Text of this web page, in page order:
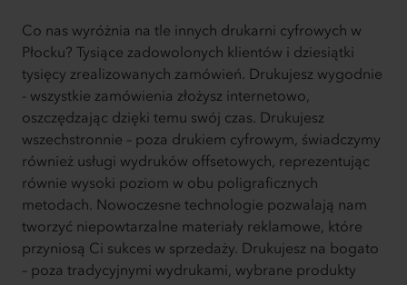
Co nas wyróżnia na tle innych drukarni cyfrowych w
Płocku? Tysiące zadowolonych klientów i dziesiątki
tysięcy zrealizowanych zamówień. Drukujesz wygodnie
- wszystkie zamówienia złożysz internetowo,
oszczędzając dzięki temu swój czas. Drukujesz
wszechstronnie – poza drukiem cyfrowym, świadczymy
również usługi wydruków offsetowych, reprezentując
równie wysoki poziom w obu poligraficznych
metodach. Nowoczesne technologie pozwalają nam
tworzyć niepowtarzalne materiały reklamowe, które
przyniosą Ci sukces w sprzedaży. Drukujesz na bogato
– poza tradycyjnymi wydrukami, wybrane produkty